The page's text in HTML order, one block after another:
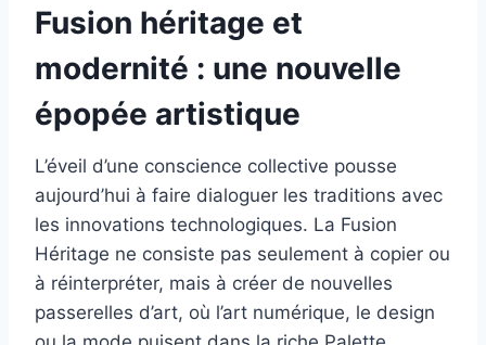
Fusion héritage et
modernité : une nouvelle
épopée artistique
L’éveil d’une conscience collective pousse
aujourd’hui à faire dialoguer les traditions avec
les innovations technologiques. La Fusion
Héritage ne consiste pas seulement à copier ou
à réinterpréter, mais à créer de nouvelles
passerelles d’art, où l’art numérique, le design